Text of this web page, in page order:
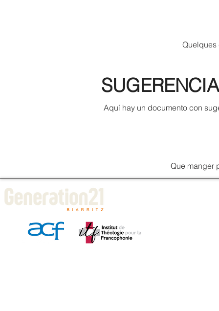
Quelques
Aquí hay un documento con
Que manger